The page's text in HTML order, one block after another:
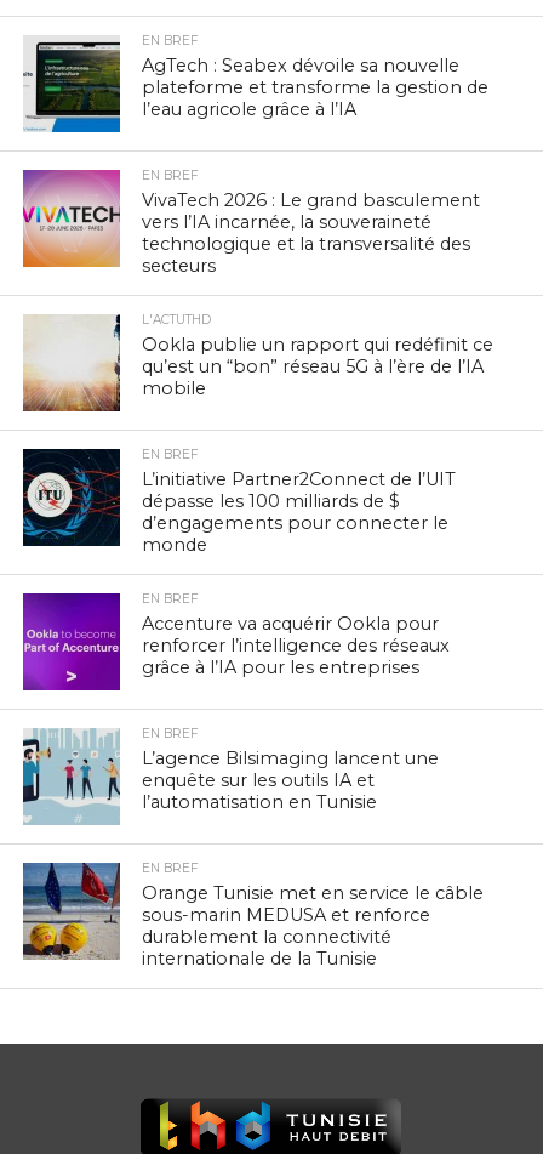
EN BREF
AgTech : Seabex dévoile sa nouvelle
plateforme et transforme la gestion de
l’eau agricole grâce à l’IA
EN BREF
VivaTech 2026 : Le grand basculement
vers l’IA incarnée, la souveraineté
technologique et la transversalité des
secteurs
L'ACTUTHD
Ookla publie un rapport qui redéfinit ce
qu’est un “bon” réseau 5G à l’ère de l’IA
mobile
EN BREF
L’initiative Partner2Connect de l’UIT
dépasse les 100 milliards de $
d’engagements pour connecter le
monde
EN BREF
Accenture va acquérir Ookla pour
renforcer l’intelligence des réseaux
grâce à l’IA pour les entreprises
EN BREF
L’agence Bilsimaging lancent une
enquête sur les outils IA et
l’automatisation en Tunisie
EN BREF
Orange Tunisie met en service le câble
sous-marin MEDUSA et renforce
durablement la connectivité
internationale de la Tunisie